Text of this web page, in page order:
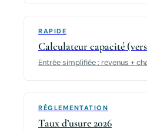
RAPIDE
Calculateur capacité
Entrée simplifiée : revenus +
RÉGLEMENTATION
Taux d’usure 2026